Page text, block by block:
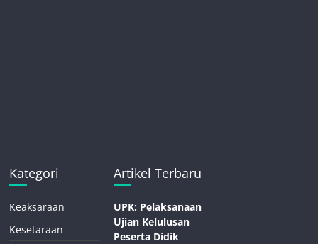
Kategori
Keaksaraan
Kesetaraan
Artikel Terbaru
UPK: Pelaksanaan
Ujian Kelulusan
Peserta Didik